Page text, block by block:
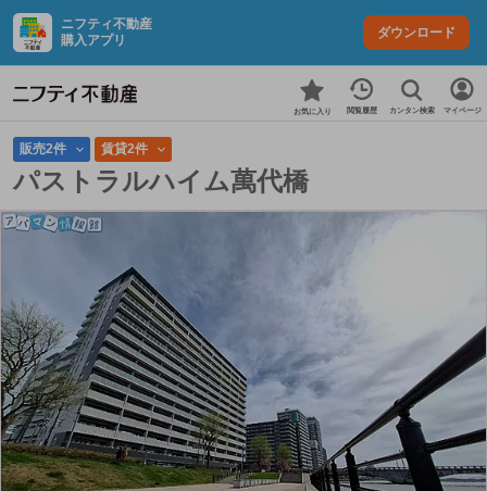
ニフティ不動産
購入アプリ
ダウンロード
お気に入り 閲覧履歴 カンタン検索 マイページ
販売2件 賃貸2件
パストラルハイム萬代橋